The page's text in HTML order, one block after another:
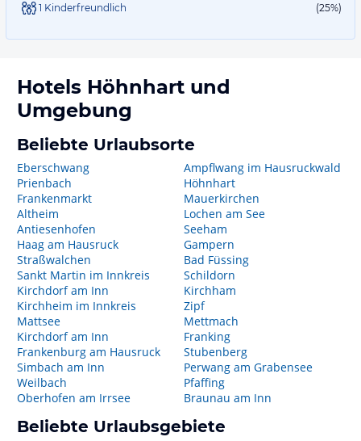
1 Kinderfreundlich (25%)
Hotels Höhnhart und
Umgebung
Beliebte Urlaubsorte
Eberschwang
Prienbach
Frankenmarkt
Altheim
Antiesenhofen
Haag am Hausruck
Straßwalchen
Sankt Martin im Innkreis
Kirchdorf am Inn
Kirchheim im Innkreis
Mattsee
Kirchdorf am Inn
Frankenburg am Hausruck
Simbach am Inn
Weilbach
Oberhofen am Irrsee
Ampflwang im Hausruckwald
Höhnhart
Mauerkirchen
Lochen am See
Seeham
Gampern
Bad Füssing
Schildorn
Kirchham
Zipf
Mettmach
Franking
Stubenberg
Perwang am Grabensee
Pfaffing
Braunau am Inn
Beliebte Urlaubsgebiete